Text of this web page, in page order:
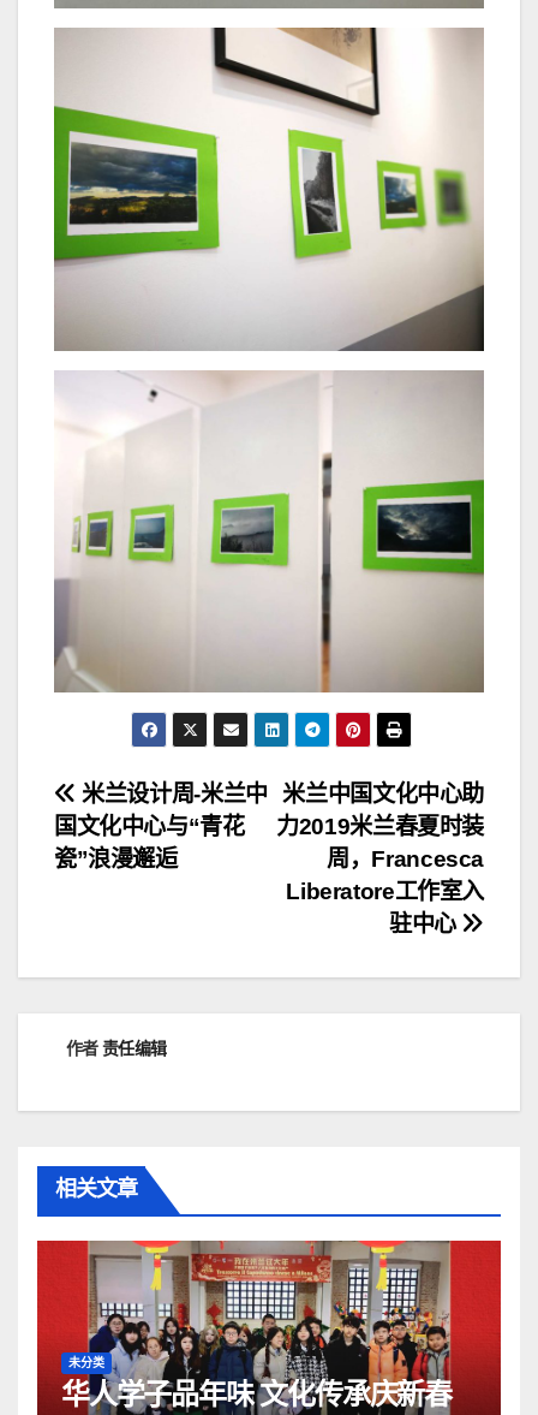
文
章
米兰中国文化中心助
力2019米兰春夏时装
周，Francesca
Liberatore工作室入
驻中心
米兰设计周-米兰中
国文化中心与“青花
瓷”浪漫邂逅
作者责任编辑
相关文章
未分类
华人学子品年味 文化传承庆新春